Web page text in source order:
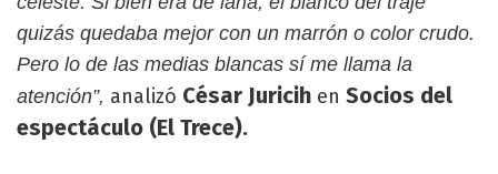
quizás quedaba mejor con un marrón o color crudo.
Pero lo de las medias blancas sí me llama la
atención”, analizó César Juricih en Socios del
espectáculo (El Trece).